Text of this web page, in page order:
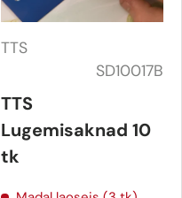
TTS
SD10017B
TTS
Lugemisaknad 10
tk